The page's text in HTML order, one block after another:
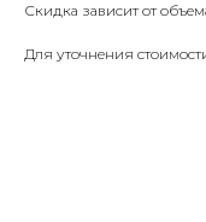
Скидка зависит от
Для уточнения